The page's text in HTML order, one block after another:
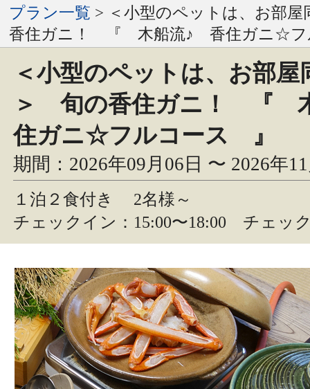
プラン一覧 > ＜小型のペットは、お部
香住ガニ！ 『 木船流♪ 香住ガニ☆
＜小型のペットは、お部屋
＞ 旬の香住ガニ！ 『
住ガニ☆フルコース 』
期間：2026年09月06日 〜 2026年
１泊２食付き
2名様～
チェックイン：15:00〜18:00 チェッ